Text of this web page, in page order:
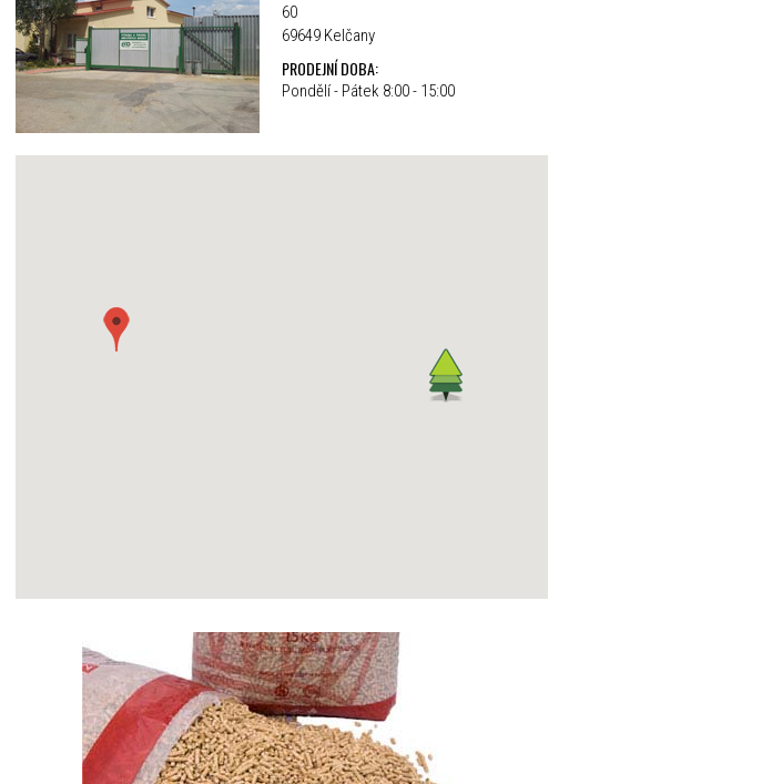
60
69649 Kelčany
PRODEJNÍ DOBA:
Pondělí - Pátek 8:00 - 15:00